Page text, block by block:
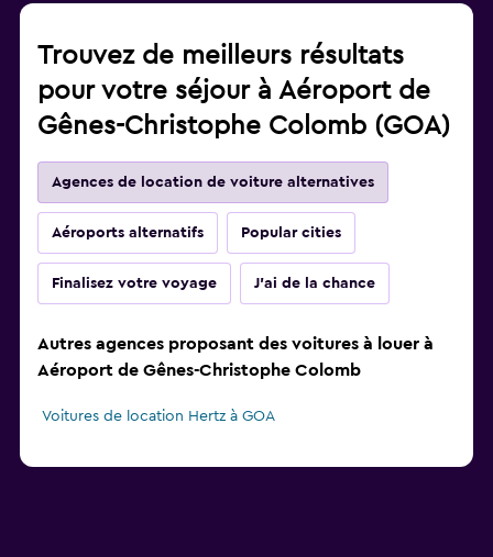
Trouvez de meilleurs résultats
pour votre séjour à Aéroport de
Gênes-Christophe Colomb (GOA)
Agences de location de voiture alternatives
Aéroports alternatifs Popular cities
Finalisez votre voyage J'ai de la chance
Autres agences proposant des voitures à louer à
Aéroport de Gênes-Christophe Colomb
Voitures de location Hertz à GOA